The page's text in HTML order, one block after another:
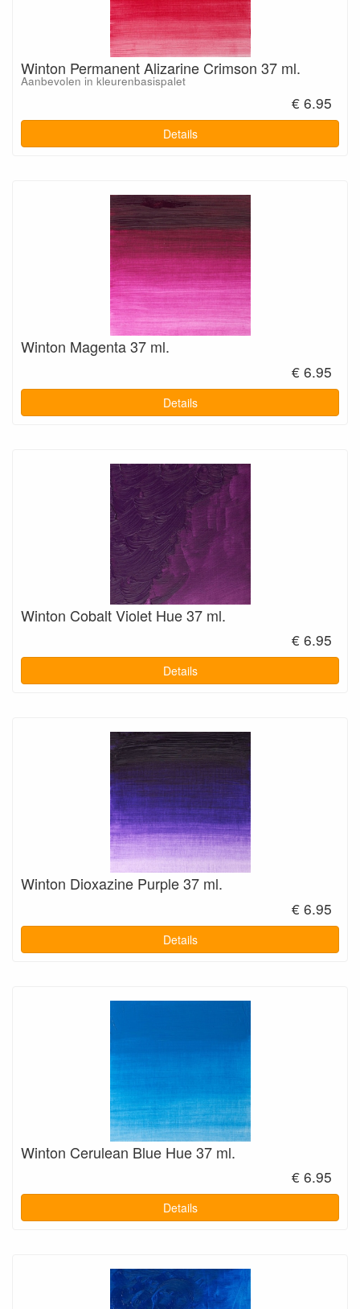
Winton Permanent Alizarine Crimson 37 ml.
Aanbevolen in kleurenbasispalet
€ 6.95
Details
Winton Magenta 37 ml.
€ 6.95
Details
Winton Cobalt Violet Hue 37 ml.
€ 6.95
Details
Winton Dioxazine Purple 37 ml.
€ 6.95
Details
Winton Cerulean Blue Hue 37 ml.
€ 6.95
Details